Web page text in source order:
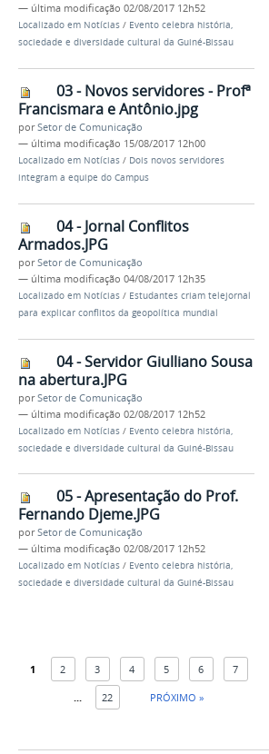
— última modificação 02/08/2017 12h52
Localizado em Notícias / Evento celebra história,
sociedade e diversidade cultural da Guiné-Bissau
03 - Novos servidores - Profª
Francismara e Antônio.jpg
porSetor de Comunicação
— última modificação 15/08/2017 12h00
Localizado em Notícias / Dois novos servidores
integram a equipe do Campus
04 - Jornal Conflitos
Armados.JPG
porSetor de Comunicação
— última modificação 04/08/2017 12h35
Localizado em Notícias / Estudantes criam telejornal
para explicar conflitos da geopolítica mundial
04 - Servidor Giulliano Sousa
na abertura.JPG
porSetor de Comunicação
— última modificação 02/08/2017 12h52
Localizado em Notícias / Evento celebra história,
sociedade e diversidade cultural da Guiné-Bissau
05 - Apresentação do Prof.
Fernando Djeme.JPG
porSetor de Comunicação
— última modificação 02/08/2017 12h52
Localizado em Notícias / Evento celebra história,
sociedade e diversidade cultural da Guiné-Bissau
1 2 3 4 5 6 7
... 22 PRÓXIMO »